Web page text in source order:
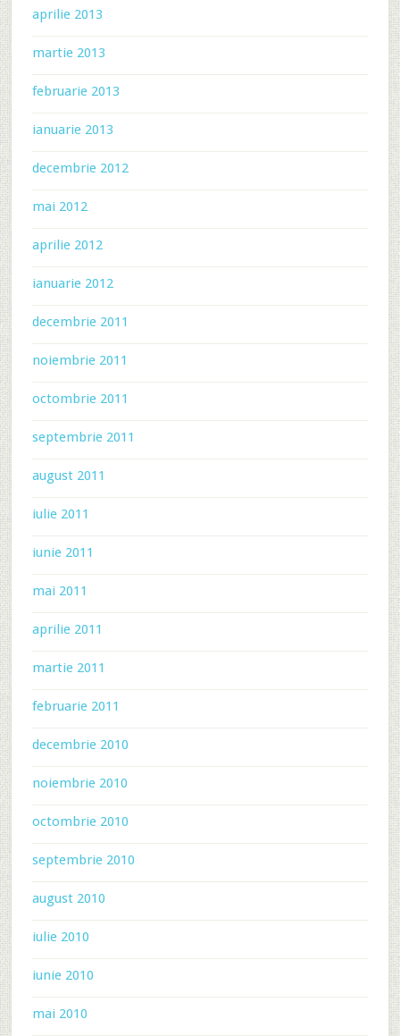
aprilie 2013
martie 2013
februarie 2013
ianuarie 2013
decembrie 2012
mai 2012
aprilie 2012
ianuarie 2012
decembrie 2011
noiembrie 2011
octombrie 2011
septembrie 2011
august 2011
iulie 2011
iunie 2011
mai 2011
aprilie 2011
martie 2011
februarie 2011
decembrie 2010
noiembrie 2010
octombrie 2010
septembrie 2010
august 2010
iulie 2010
iunie 2010
mai 2010